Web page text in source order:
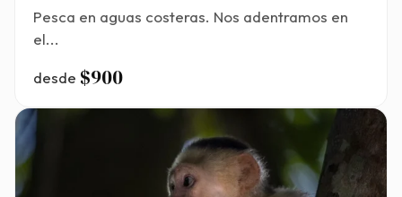
Pesca en aguas costeras. Nos adentramos en
el...
desde $900